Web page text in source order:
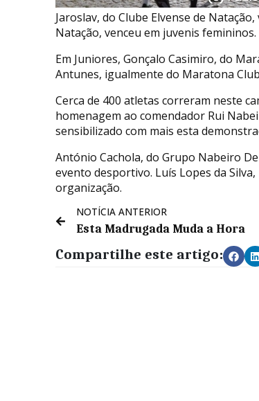
Jaroslav, do Clube Elvense de
Natação, venceu em juvenis femininos.
Em Juniores, Gonçalo Casimiro, do
Antunes, igualmente do Maratona
Cerca de 400 atletas correram neste
homenagem ao comendador Rui
sensibilizado com mais esta
António Cachola, do Grupo Nabeiro
evento desportivo. Luís Lopes da
organização.
NOTÍCIA ANTERIOR
Esta Madrugada Muda a Hora
Compartilhe este artigo: